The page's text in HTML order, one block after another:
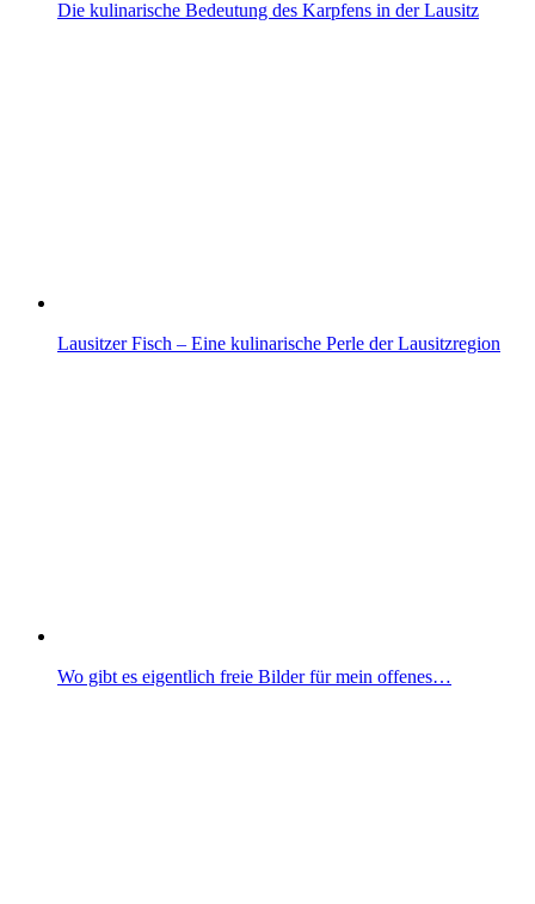
Die kulinarische Bedeutung des Karpfens in der Lausitz
Lausitzer Fisch – Eine kulinarische Perle der Lausitzregion
Wo gibt es eigentlich freie Bilder für mein offenes…